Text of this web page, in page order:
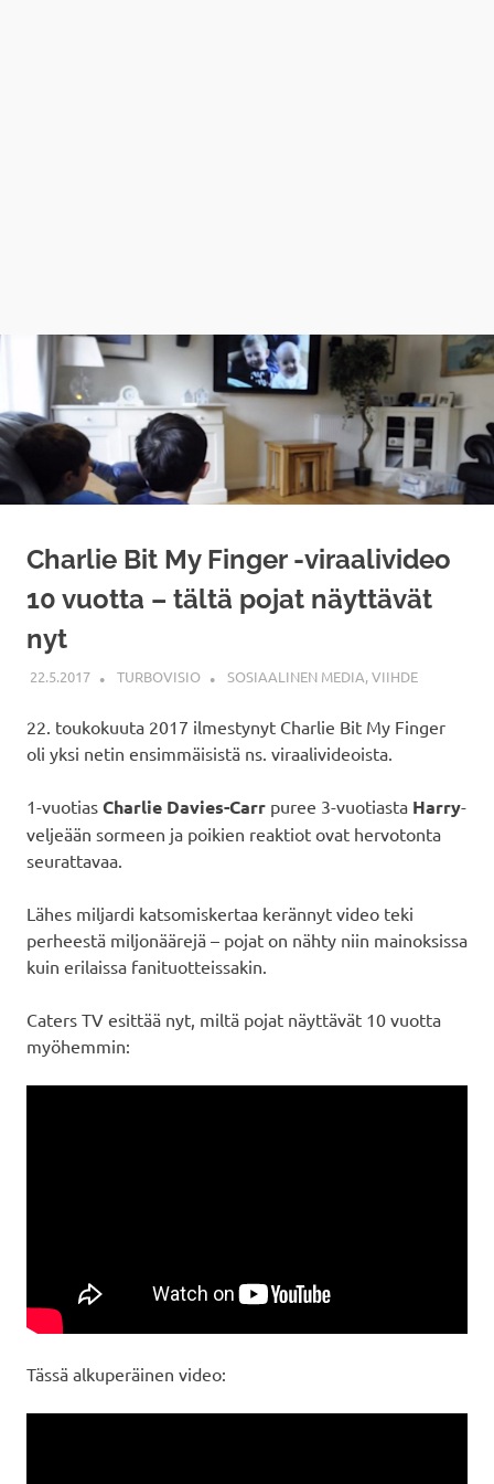
Charlie Bit My Finger -viraalivideo
10 vuotta – tältä pojat näyttävät
nyt
22.5.2017 TURBOVISIO SOSIAALINEN MEDIA,VIIHDE
22. toukokuuta 2017 ilmestynyt Charlie Bit My Finger
oli yksi netin ensimmäisistä ns. viraalivideoista.
1-vuotias Charlie Davies-Carr puree 3-vuotiasta Harry-
veljeään sormeen ja poikien reaktiot ovat hervotonta
seurattavaa.
Lähes miljardi katsomiskertaa kerännyt video teki
perheestä miljonäärejä – pojat on nähty niin mainoksissa
kuin erilaissa fanituotteissakin.
Caters TV esittää nyt, miltä pojat näyttävät 10 vuotta
myöhemmin:
Tässä alkuperäinen video: